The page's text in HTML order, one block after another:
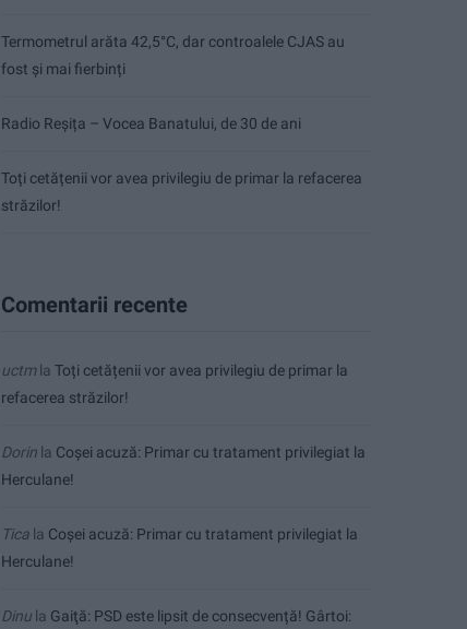
Termometrul arăta 42,5°C, dar controalele CJAS au
fost și mai fierbinți
Radio Reșița – Vocea Banatului, de 30 de ani
Toți cetățenii vor avea privilegiu de primar la refacerea
străzilor!
Comentarii recente
uctmla Toți cetățenii vor avea privilegiu de primar la
refacerea străzilor!
Dorin la Coșei acuză: Primar cu tratament privilegiat la
Herculane!
Tica la Coșei acuză: Primar cu tratament privilegiat la
Herculane!
Dinu la Gaiţă: PSD este lipsit de consecvență! Gârtoi: